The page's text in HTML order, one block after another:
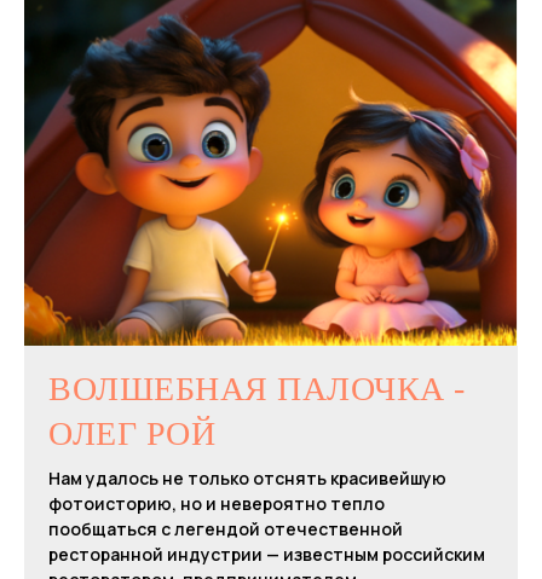
ВОЛШЕБНАЯ ПАЛОЧКА -
ОЛЕГ РОЙ
Нам удалось не только отснять красивейшую
фотоисторию, но и невероятно тепло
пообщаться с легендой отечественной
ресторанной индустрии — известным российским